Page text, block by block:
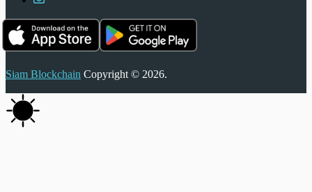
Siam Blockchain Copyright © 2026.